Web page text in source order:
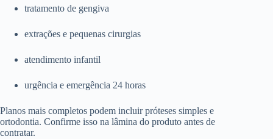
tratamento de gengiva
extrações e pequenas cirurgias
atendimento infantil
urgência e emergência 24 horas
Planos mais completos podem incluir próteses simples e
ortodontia. Confirme isso na lâmina do produto antes de
contratar.